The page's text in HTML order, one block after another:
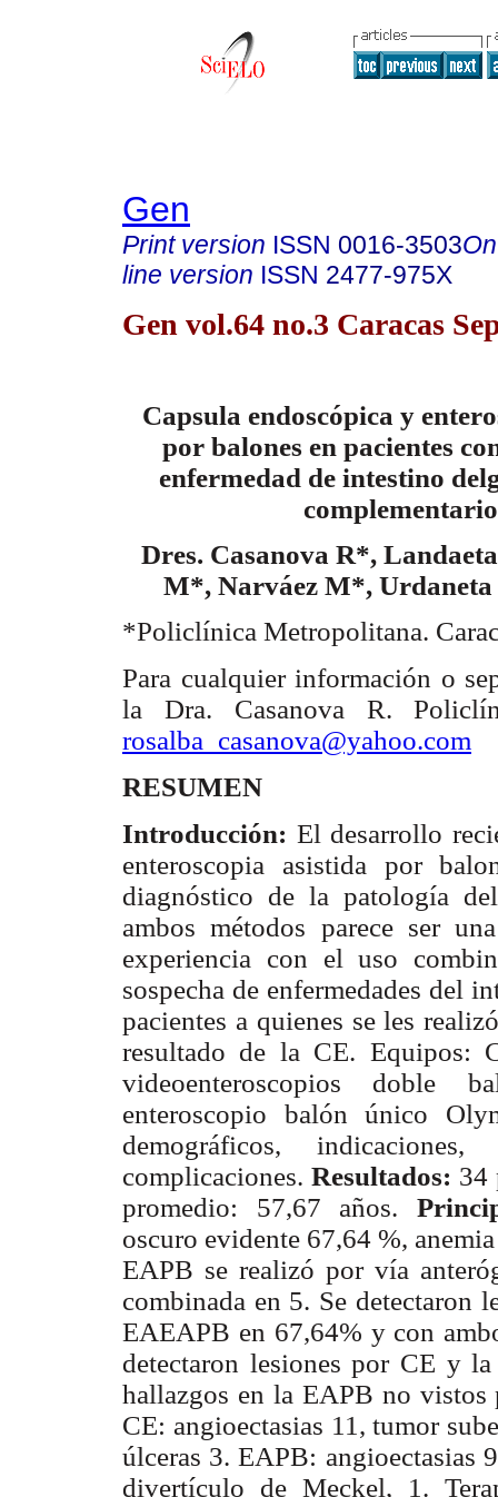
Gen
Print version ISSN 0016-3503
line version ISSN 2477-975X
Gen vol.64 no.3 Caracas
Capsula endoscópica y
por balones en pacientes
enfermedad de intestino
Dres. Casanova R*,
M*, Narváez M*,
*Policlínica Metropolitana.
Para cualquier información o
la Dra. Casanova R.
rosalba_casanova@yahoo.com
RESUMEN
Introducción: El desarrollo
enteroscopia asistida por
diagnóstico de la patología
ambos métodos parece ser
experiencia con el uso
sospecha de enfermedades del
pacientes a quienes se les
resultado de la CE. Equipos:
videoenteroscopios doble
enteroscopio balón único
demográficos,
complicaciones.Resultados: 34
promedio: 57,67 años.
oscuro evidente 67,64 %,
EAPB se realizó por vía
combinada en 5. Se detectaron
EAEAPB en 67,64% y con
detectaron lesiones por CE y
hallazgos en la EAPB no vistos
CE: angioectasias 11, tumor
úlceras 3. EAPB: angioectasias
divertículo de Meckel, 1.